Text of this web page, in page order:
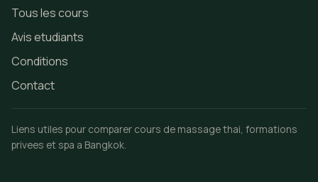
Tous les cours
Avis etudiants
Conditions
Contact
Liens utiles pour comparer cours de massage thai, formations
privees et spa a Bangkok.